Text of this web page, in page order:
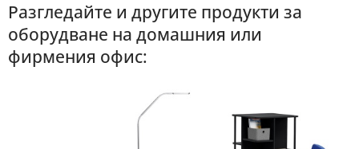
Разгледайте и другите продукти за
оборудване на домашния или
фирмения офис: